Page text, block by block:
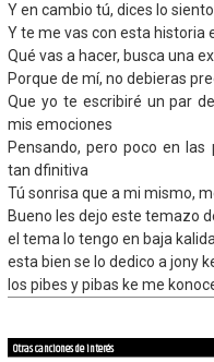
Y en cambio tú, dices lo
Y te me vas con esta historia
Qué vas a hacer, busca una
Porque de mí, no debieras
Que yo te escribiré un par
mis emociones
Pensando, pero poco en
tan dfinitiva
Tú sonrisa que a mi mismo,
Bueno les dejo este temazo
el tema lo tengo en baja
esta bien se lo dedico a jony
los pibes y pibas ke me
Otras canciones de interés